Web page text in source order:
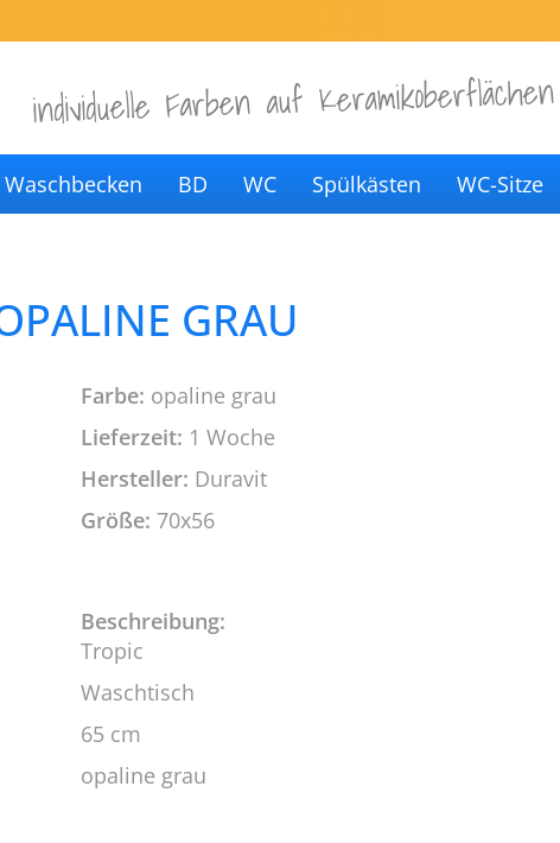
individuelle Farben auf Keramikoberflächen
Waschbecken BD WC Spülkästen WC-Sitze
GRAU
Farbe: opaline grau
Lieferzeit: 1 Woche
Hersteller: Duravit
Größe: 70x56
Beschreibung:
Tropic
Waschtisch
65 cm
opaline grau